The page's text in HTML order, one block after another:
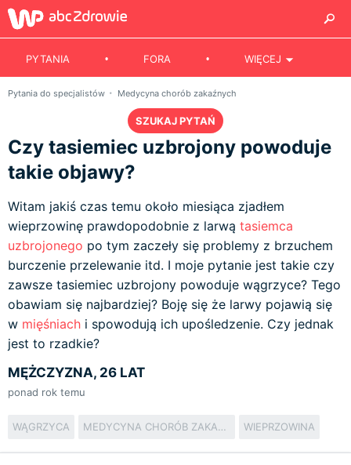
PYTANIA FORA WIĘCEJ
Pytania do specjalistów Medycyna chorób zakaźnych
SZUKAJ PYTAŃ
Czy tasiemiec uzbrojony powoduje
takie objawy?
Witam jakiś czas temu około miesiąca zjadłem
wieprzowinę prawdopodobnie z larwą tasiemca
uzbrojonego po tym zaczeły się problemy z brzuchem
burczenie przelewanie itd. I moje pytanie jest takie czy
zawsze tasiemiec uzbrojony powoduje wągrzyce? Tego
obawiam się najbardziej? Boję się że larwy pojawią się
w mięśniach i spowodują ich upośledzenie. Czy jednak
jest to rzadkie?
MĘŻCZYZNA, 26 LAT
ponad rok temu
WĄGRZYCA MEDYCYNA CHORÓB ZAKAŹNYCH WIEPRZOWINA